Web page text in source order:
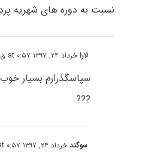
نسبت به دوره های شهریه
لاراخرداد ۲۴, ۱۳۹۷ at ۰:۵۷ ق٫ظ
سپاسگذرارم بسیار
???
سوگندخرداد ۲۴, ۱۳۹۷ at ۰:۵۷ ق٫ظ